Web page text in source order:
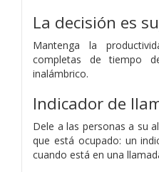
La decisión es
Mantenga la
completas de tiempo
inalámbrico.
Indicador de
Dele a las personas a su
que está ocupado: un
cuando está en una